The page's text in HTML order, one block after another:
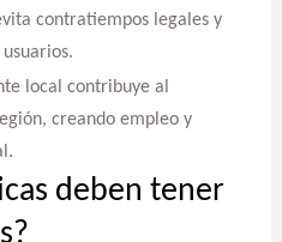
contratiempos legales y
local contribuye al
creando empleo y
deben tener